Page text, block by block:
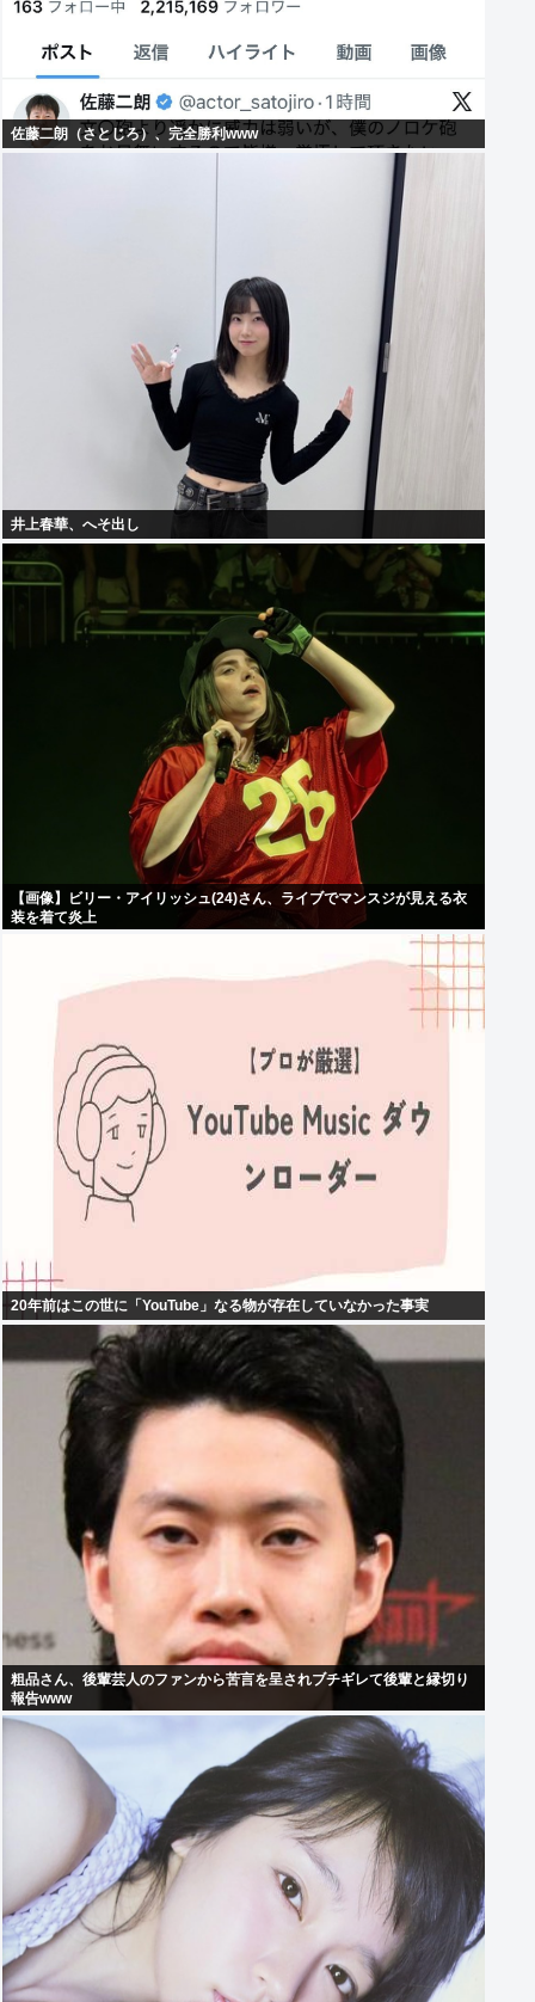
佐藤二朗（さとじろ）、完全勝利www
井上春華、へそ出し
【画像】ビリー・アイリッシュ(24)さん、ライブでマンスジが見える衣
装を着て炎上
20年前はこの世に「YouTube」なる物が存在していなかった事実
粗品さん、後輩芸人のファンから苦言を呈されブチギレて後輩と縁切り
報告www